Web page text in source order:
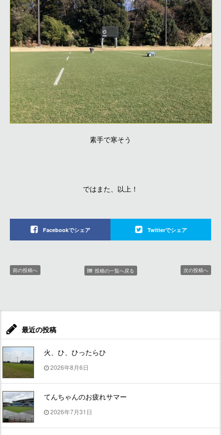
素手で寒そう
ではまた、以上！
Facebookでシェア Twitterでシェア
前の投稿へ 投稿の一覧へ戻る 次の投稿へ
最近の投稿
火、ひ、ひったらひ
2026年8月6日
てんちゃんのお疲れサマー
2026年7月31日